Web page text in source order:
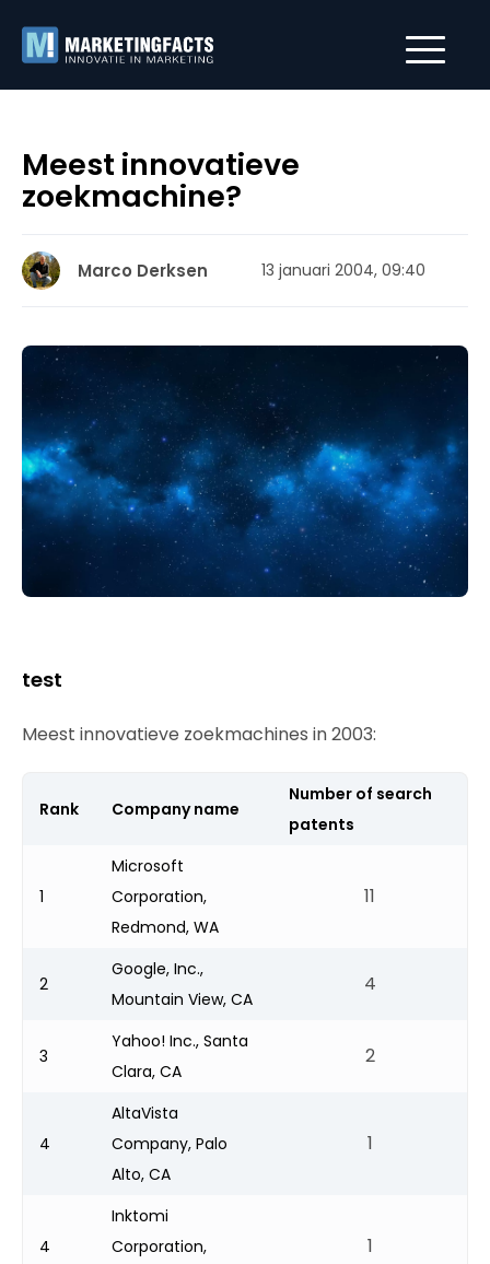
Meest innovatieve
zoekmachine?
Marco Derksen 13 januari 2004, 09:40
test
Meest innovatieve zoekmachines in 2003:
Rank Company name
Number of search
patents
1
Microsoft
Corporation,
Redmond, WA
11
2
Google, Inc.,
Mountain View, CA
4
3
Yahoo! Inc., Santa
Clara, CA
2
4
AltaVista
Company, Palo
Alto, CA
1
4
Inktomi
Corporation,
1